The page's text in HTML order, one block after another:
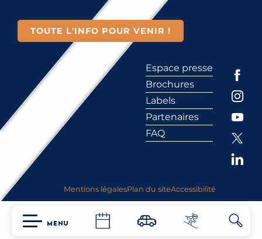
MENU
TOUTE L'INFO POUR VENIR !
Espace presse
Brochures
Labels
Partenaires
FAQ
Mentions légalesPlan du siteAccessibilité